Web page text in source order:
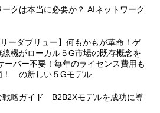
クは本当に必要か？ AIネットワーク
ーダブリュー】何もかもが革命！ゲ
機がローカル５G市場の既存概念を
ーバー不要！毎年のライセンス費用も
！ の新しい５Gモデル
戦略ガイド B2B2Xモデルを成功に導